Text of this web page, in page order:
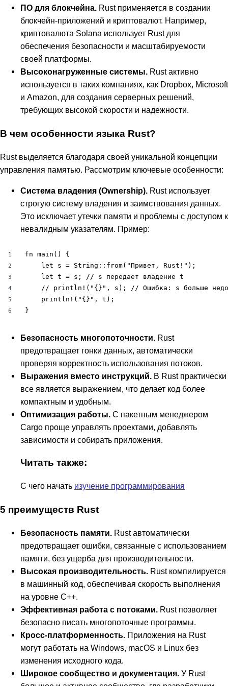
ПО для блокчейна. Rust применяется в создании
блокчейн-приложений и криптовалют. Например,
криптовалюта Solana использует Rust для
обеспечения безопасности и масштабируемости
своей платформы.
Высоконагруженные системы. Rust активно
используется в таких компаниях, как Dropbox, Microsoft
и Amazon, для создания серверных решений,
требующих высокой скорости и надежности.
В чем особенности языка Rust?
Rust выделяется благодаря своей уникальной концепции
управления памятью. Рассмотрим ключевые особенности:
Система владения (Ownership). Rust использует
строгую систему владения и заимствования данных.
Это исключает утечки памяти и проблемы с доступом к
невалидным указателям. Пример:
1
2
3
4
5
6
fn main() {
    let s = String::from("Привет, Rust!");
    let t = s; // s передает владение t
// println!("{}", s); // Ошибка: s больше
    println!("{}", t);
}
Безопасность многопоточности. Rust
предотвращает гонки данных, автоматически
проверяя корректность использования потоков.
Выражения вместо инструкций. В Rust практически
все является выражением, что делает код более
компактным и удобным.
Оптимизация работы. С пакетным менеджером
Cargo проще управлять проектами, добавлять
зависимости и собирать приложения.
Читать также:
С чего начать изучение программирования
5 преимуществ Rust
Безопасность памяти. Rust автоматически
предотвращает ошибки, связанные с использованием
памяти, без ущерба для производительности.
Высокая производительность. Rust компилируется
в машинный код, обеспечивая скорость выполнения
на уровне C++.
Эффективная работа с потоками. Rust позволяет
безопасно писать многопоточные программы.
Кросс-платформенность. Приложения на Rust
могут работать на Windows, macOS и Linux без
изменения исходного кода.
Широкое сообщество и документация. У Rust